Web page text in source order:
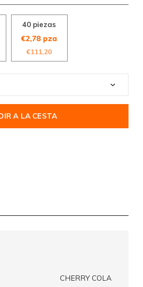
40 piezas
€2,78 pza
€111,20
A LA CESTA
CHERRY COLA